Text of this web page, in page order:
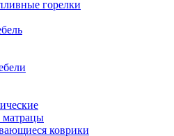
горелки
коврики